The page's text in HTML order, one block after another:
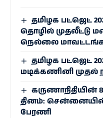
தமிழக பட்ஜெட்
தொழில் முதலீட்டு
நெல்லை
தமிழக பட்ஜெட்
மடிக்கணினி
தினம்: சென்னையில்
பேரணி